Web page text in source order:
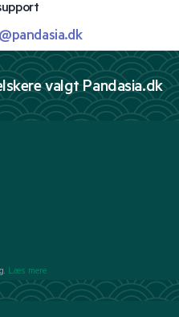
valgt Pandasia.dk
Læs mere